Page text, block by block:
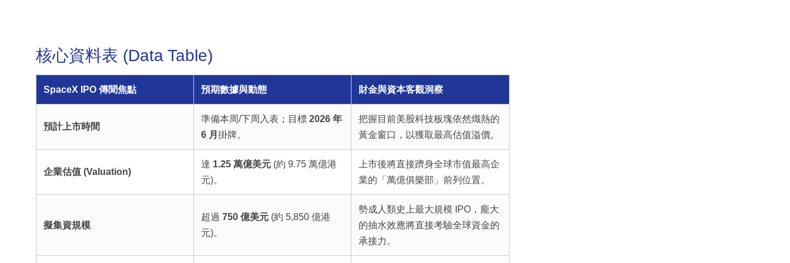
核心資料表 (Data Table)
SpaceX IPO 傳聞焦點 預期數據與動態 財金與資本客觀洞察
預計上市時間
準備本周/下周入表；目標 2026 年
6 月 掛牌。
把握目前美股科技板塊依然熾熱的
黃金窗口，以獲取最高估值溢價。
企業估值 (Valuation)
達 1.25 萬億美元(約 9.75 萬億港
元)。
上市後將直接躋身全球市值最高企
業的「萬億俱樂部」前列位置。
擬集資規模
超過 750 億美元(約 5,850 億港
元)。
勢成人類史上最大規模 IPO，龐大
的抽水效應將直接考驗全球資金的
承接力。